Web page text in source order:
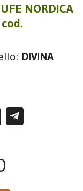
NORDICA
cod.
DIVINA